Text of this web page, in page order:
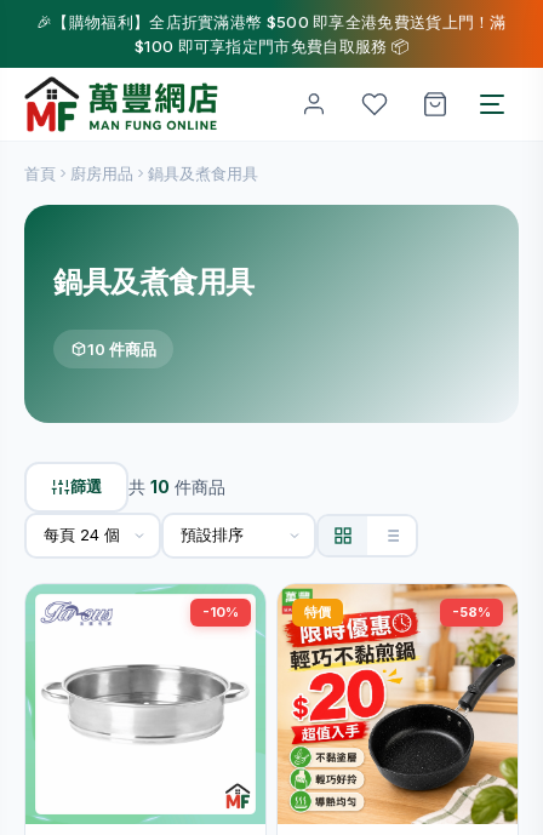
🎉【購物福利】全店折實滿港幣 $500 即享全港免費送貨上門！滿
$100 即可享指定門市免費自取服務 📦
首頁 廚房用品 鍋具及煮食用具
鍋具及煮食用具
10 件商品
篩選 共 10 件商品
-10% 特價 -58%